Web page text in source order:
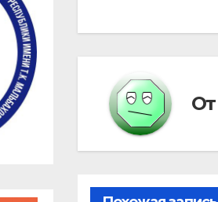
записям
От